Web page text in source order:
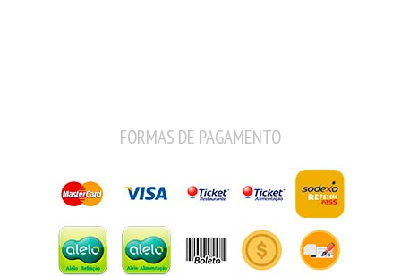
FORMAS DE PAGAMENTO